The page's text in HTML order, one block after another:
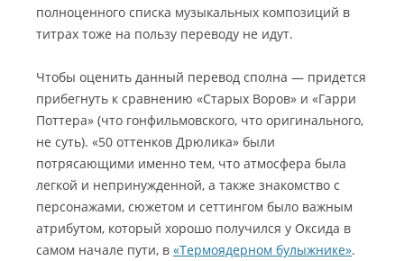
полноценного списка музыкальных композиций в
титрах тоже на пользу переводу не идут.
Чтобы оценить данный перевод сполна — придется
прибегнуть к сравнению «Старых Воров» и «Гарри
Поттера» (что гонфильмовского, что оригинального,
не суть). «50 оттенков Дрюлика» были
потрясающими именно тем, что атмосфера была
легкой и непринужденной, а также знакомство с
персонажами, сюжетом и сеттингом было важным
атрибутом, который хорошо получился у Оксида в
самом начале пути, в «Термоядерном булыжнике».